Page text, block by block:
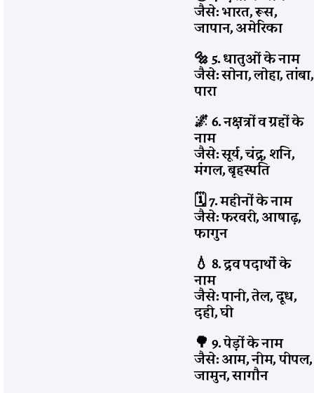
जैसे: भारत, रूस,
जापान, अमेरिका
🔩 5. धातुओं के नाम
जैसे: सोना, लोहा, तांबा,
पारा
🌌 6. नक्षत्रों व ग्रहों के
नाम
जैसे: सूर्य, चंद्र, शनि,
मंगल, बृहस्पति
🗓️ 7. महीनों के नाम
जैसे: फरवरी, आषाढ़,
फागुन
💧 8. द्रव पदार्थों के
नाम
जैसे: पानी, तेल, दूध,
दही, घी
🌳 9. पेड़ों के नाम
जैसे: आम, नीम, पीपल,
जामुन, सागौन